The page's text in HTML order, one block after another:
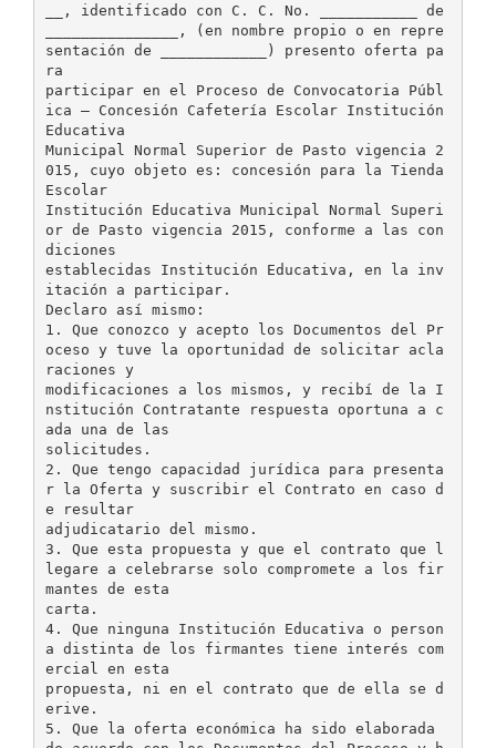
__, identificado con C. C. No. ___________ de
_______________, (en nombre propio o en repre
sentación de ____________) presento oferta pa
ra
participar en el Proceso de Convocatoria Públ
ica – Concesión Cafetería Escolar Institución
Educativa
Municipal Normal Superior de Pasto vigencia 2
015, cuyo objeto es: concesión para la Tienda
Escolar
Institución Educativa Municipal Normal Superi
or de Pasto vigencia 2015, conforme a las con
diciones
establecidas Institución Educativa, en la inv
itación a participar.
Declaro así mismo:
1. Que conozco y acepto los Documentos del Pr
oceso y tuve la oportunidad de solicitar acla
raciones y
modificaciones a los mismos, y recibí de la I
nstitución Contratante respuesta oportuna a c
ada una de las
solicitudes.
2. Que tengo capacidad jurídica para presenta
r la Oferta y suscribir el Contrato en caso d
e resultar
adjudicatario del mismo.
3. Que esta propuesta y que el contrato que l
legare a celebrarse solo compromete a los fir
mantes de esta
carta.
4. Que ninguna Institución Educativa o person
a distinta de los firmantes tiene interés com
ercial en esta
propuesta, ni en el contrato que de ella se d
erive.
5. Que la oferta económica ha sido elaborada